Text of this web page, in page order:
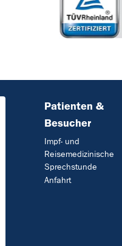
Patienten &
Besucher
Impf- und
Reisemedizinische
Sprechstunde
Anfahrt